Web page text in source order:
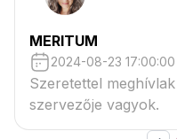
MERITUM
2024-08-23 17:00:00
Szeretettel
szervezője vagyok.